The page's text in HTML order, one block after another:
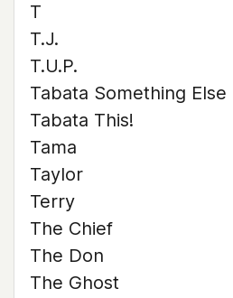
T
T.J.
T.U.P.
Tabata Something Else
Tabata This!
Tama
Taylor
Terry
The Chief
The Don
The Ghost